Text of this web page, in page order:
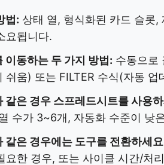
법: 상태 열, 형식화된 카드 슬롯
요됩니다.
이동하는 두 가지 방법: 수동으로
쉬움) 또는 FILTER 수식(자동
같은 경우 스프레드시트를 사용
수가 3~6개, 자동화 수준이 낮
같은 경우에는 도구를 전환하세
요한 경우, 또는 사이클 시간/처